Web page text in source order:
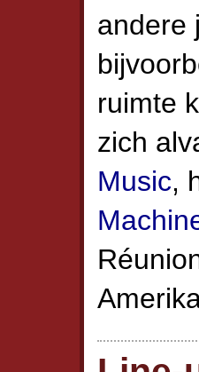
andere
ruimte
zich
Music,